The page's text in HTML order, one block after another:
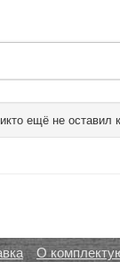
ещё не оставил
О